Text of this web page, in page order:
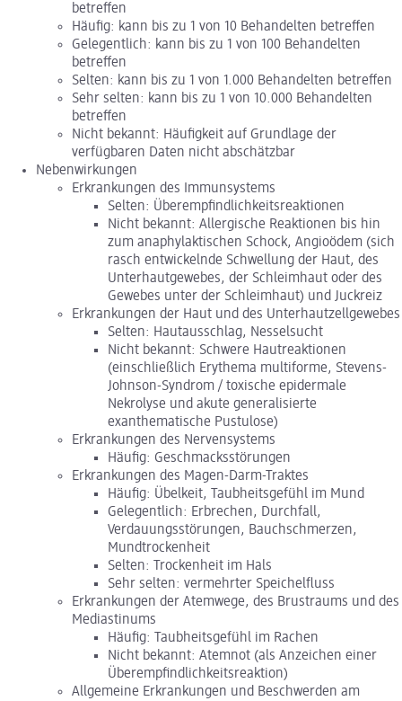
betreffen
Häufig: kann bis zu 1 von 10 Behandelten betreffen
Gelegentlich: kann bis zu 1 von 100 Behandelten
betreffen
Selten: kann bis zu 1 von 1.000 Behandelten betreffen
Sehr selten: kann bis zu 1 von 10.000 Behandelten
betreffen
Nicht bekannt: Häufigkeit auf Grundlage der
verfügbaren Daten nicht abschätzbar
Nebenwirkungen
Erkrankungen des Immunsystems
Selten: Überempfindlichkeitsreaktionen
Nicht bekannt: Allergische Reaktionen bis hin
zum anaphylaktischen Schock, Angioödem (sich
rasch entwickelnde Schwellung der Haut, des
Unterhautgewebes, der Schleimhaut oder des
Gewebes unter der Schleimhaut) und Juckreiz
Erkrankungen der Haut und des Unterhautzellgewebes
Selten: Hautausschlag, Nesselsucht
Nicht bekannt: Schwere Hautreaktionen
(einschließlich Erythema multiforme, Stevens-
Johnson-Syndrom / toxische epidermale
Nekrolyse und akute generalisierte
exanthematische Pustulose)
Erkrankungen des Nervensystems
Häufig: Geschmacksstörungen
Erkrankungen des Magen-Darm-Traktes
Häufig: Übelkeit, Taubheitsgefühl im Mund
Gelegentlich: Erbrechen, Durchfall,
Verdauungsstörungen, Bauchschmerzen,
Mundtrockenheit
Selten: Trockenheit im Hals
Sehr selten: vermehrter Speichelfluss
Erkrankungen der Atemwege, des Brustraums und des
Mediastinums
Häufig: Taubheitsgefühl im Rachen
Nicht bekannt: Atemnot (als Anzeichen einer
Überempfindlichkeitsreaktion)
Allgemeine Erkrankungen und Beschwerden am